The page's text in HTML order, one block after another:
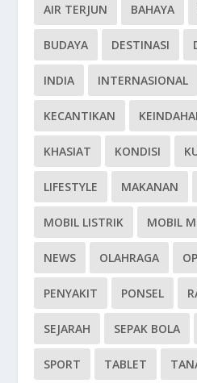
AIR TERJUN BAHAYA
BUDAYA DESTINASI
INDIA INTERNASIONAL
KECANTIKAN
KHASIAT KONDISI
LIFESTYLE MAKANAN
MOBIL LISTRIK MOBIL
NEWS OLAHRAGA
PENYAKIT PONSEL
SEJARAH SEPAK BOLA
SPORT TABLET